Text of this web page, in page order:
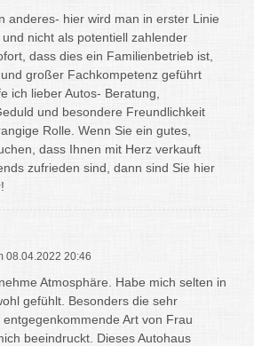
anderes- hier wird man in erster Linie
nicht als potentiell zahlender
dass dies ein Familienbetrieb ist,
großer Fachkompetenz geführt
ich lieber Autos- Beratung,
und besondere Freundlichkeit
Rolle. Wenn Sie ein gutes,
dass Ihnen mit Herz verkauft
zufrieden sind, dann sind Sie hier
08.04.2022 20:46
Atmosphäre. Habe mich selten in
gefühlt. Besonders die sehr
Art von Frau
beeindruckt. Dieses Autohaus